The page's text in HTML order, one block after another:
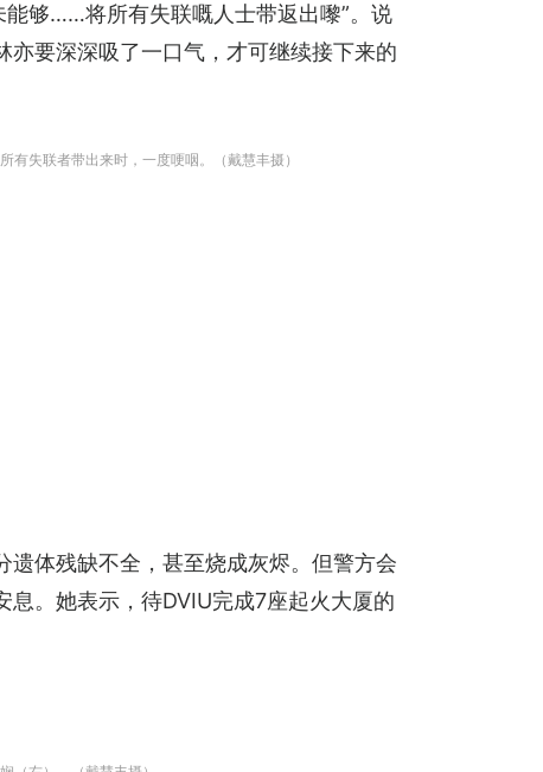
能够……将所有失联嘅人士带返出嚟”。说
要深深吸了一口气，才可继续接下来的
失联者带出来时，一度哽咽。（戴慧丰摄）
体残缺不全，甚至烧成灰烬。但警方会
。她表示，待DVIU完成7座起火大厦的